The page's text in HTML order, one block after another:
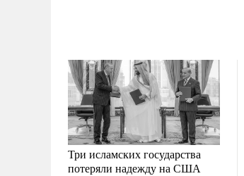
Три исламских государства
потеряли надежду на США